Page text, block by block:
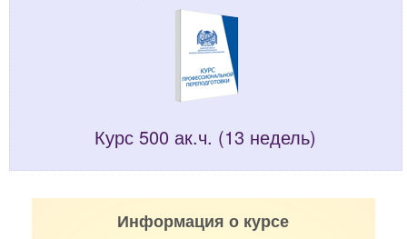
Курс 500 ак.ч. (13 недель)
Информация о курсе